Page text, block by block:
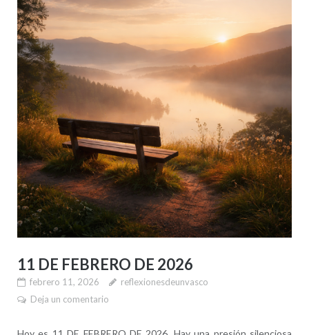
11 DE FEBRERO DE 2026
febrero 11, 2026
reflexionesdeunvasco
Deja un comentario